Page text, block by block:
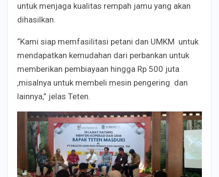
untuk menjaga kualitas rempah jamu yang akan
dihasilkan.
“Kami siap memfasilitasi petani dan UMKM untuk
mendapatkan kemudahan dari perbankan untuk
memberikan pembiayaan hingga Rp 500 juta
,misalnya untuk membeli mesin pengering dan
lainnya,” jelas Teten.